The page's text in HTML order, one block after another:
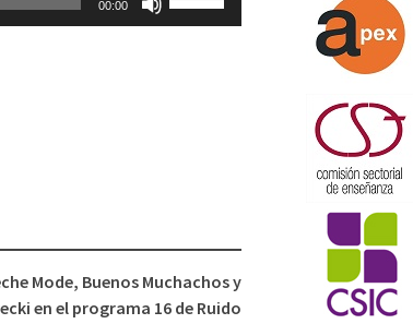
00:00
el
volumen.
Mode, Buenos Muchachos y
en el programa 16 de Ruido